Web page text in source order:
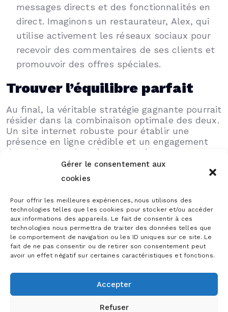
Gérer le consentement aux
cookies
Pour offrir les meilleures expériences, nous utilisons des
technologies telles que les cookies pour stocker et/ou accéder
aux informations des appareils. Le fait de consentir à ces
technologies nous permettra de traiter des données telles que
le comportement de navigation ou les ID uniques sur ce site. Le
fait de ne pas consentir ou de retirer son consentement peut
avoir un effet négatif sur certaines caractéristiques et fonctions.
Accepter
Refuser
messages directs et des fonctionnalités en
direct. Imaginons un restaurateur, Alex, qui
utilise activement les réseaux sociaux pour
recevoir des commentaires de ses clients et
promouvoir des offres spéciales.
Trouver l’équilibre parfait
Au final, la véritable stratégie gagnante pourrait
résider dans la combinaison optimale des deux.
Un site internet robuste pour établir une
présence en ligne crédible et un engagement
dynamique sur les réseaux sociaux pour
construire une communauté active et
Lorsqu’il s’agit de site internet ou réseaux
sociaux, il ne s’agit pas d’un choix exclusif,
mais d’une synergie stratégique. En embrassant
les avantages uniques de chaque canal, les
entrepreneurs peuvent propulser leur
entreprise vers de nouveaux sommets
de l’équilibre parfait qui répond aux besoins
spécifiques de chaque entreprise.